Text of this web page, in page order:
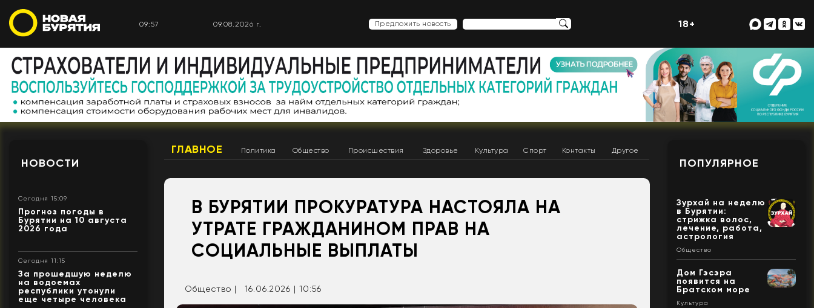
09:57 09.08.2026 г. Предложить новость 18+
НОВОСТИ
Сегодня 15:09
Прогноз погоды в
Бурятии на 10 августа
2026 года
Сегодня 11:15
За прошедшую неделю
на водоемах
республики утонули
еще четыре человека
ГЛАВНОЕ Политика Общество Происшествия Здоровье Культура Спорт Контакты Другое
В БУРЯТИИ ПРОКУРАТУРА НАСТОЯЛА НА
УТРАТЕ ГРАЖДАНИНОМ ПРАВ НА
СОЦИАЛЬНЫЕ ВЫПЛАТЫ
Общество | 16.06.2026 | 10:56
ПОПУЛЯРНОЕ
Зурхай на неделю
в Бурятии:
стрижка волос,
лечение, работа,
астрология
Общество
Дом Гэсэра
появится на
Братском море
Культура